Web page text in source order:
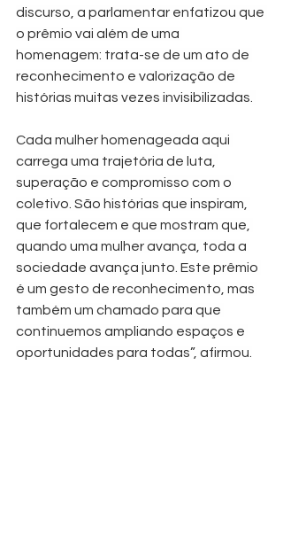
discurso, a parlamentar enfatizou que
o prêmio vai além de uma
homenagem: trata-se de um ato de
reconhecimento e valorização de
histórias muitas vezes invisibilizadas.
Cada mulher homenageada aqui
carrega uma trajetória de luta,
superação e compromisso com o
coletivo. São histórias que inspiram,
que fortalecem e que mostram que,
quando uma mulher avança, toda a
sociedade avança junto. Este prêmio
é um gesto de reconhecimento, mas
também um chamado para que
continuemos ampliando espaços e
oportunidades para todas”, afirmou.